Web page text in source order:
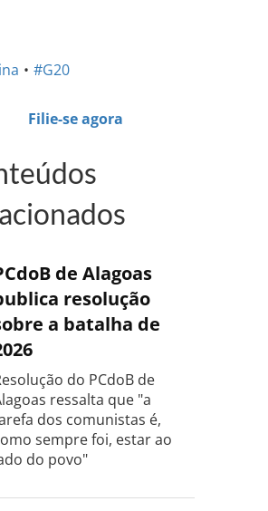
#G20
Filie-se agora
de Alagoas
resolução
a batalha de
do PCdoB de
ressalta que "a
dos comunistas é,
sempre foi, estar ao
do povo"